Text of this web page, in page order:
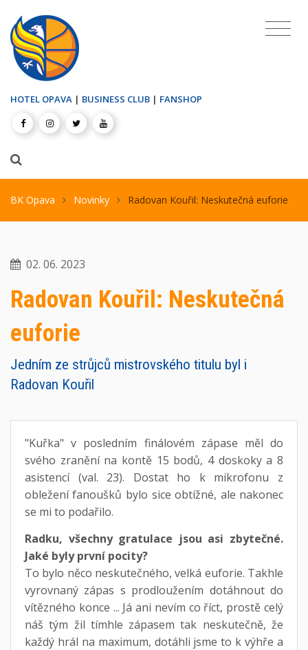
HOTEL OPAVA | BUSINESS CLUB | FANSHOP
BK Opava Novinky Radovan Kouřil: Neskutečná euforie
02. 06. 2023
Radovan Kouřil: Neskutečná
euforie
Jedním ze strůjců mistrovského titulu byl i
Radovan Kouřil
"Kuřka" v posledním finálovém zápase měl do
svého zranění na kontě 15 bodů, 4 doskoky a 8
asistencí (val. 23). Dostat ho k mikrofonu z
obležení fanoušků bylo sice obtížné, ale nakonec
se mi to podařilo.
Radku, všechny gratulace jsou asi zbytečné.
Jaké byly první pocity?
To bylo něco neskutečného, velká euforie. Takhle
vyrovnaný zápas s prodloužením dotáhnout do
vítězného konce ... Já ani nevím co říct, prostě celý
náš tým žil tímhle zápasem tak neskutečně, že
každý hrál na maximum, dotáhli jsme to k výhře a